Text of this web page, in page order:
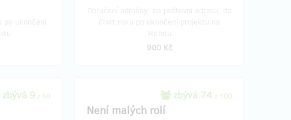
900 Kč
zbývá 9 z 50 zbývá 74 z 100
Není malých rolí